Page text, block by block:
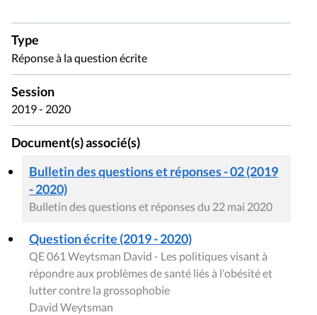
Type
Réponse à la question écrite
Session
2019 - 2020
Document(s) associé(s)
Bulletin des questions et réponses - 02 (2019
- 2020)
Bulletin des questions et réponses du 22 mai 2020
Question écrite (2019 - 2020)
QE 061 Weytsman David - Les politiques visant à
répondre aux problèmes de santé liés à l'obésité et
lutter contre la grossophobie
David Weytsman